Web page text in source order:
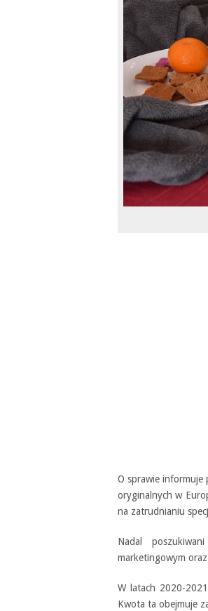
O sprawie informuje
oryginalnych w
na zatrudnianiu
Nadal
marketingowym
W latach 2020-
Kwota ta obejmuje